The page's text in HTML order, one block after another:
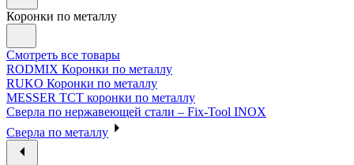
Коронки по металлу
Смотреть все товары
RODMIX Коронки по металлу
RUKO Коронки по металлу
MESSER ТСТ коронки по металлу
Сверла по нержавеющей стали – Fix-Tool INOX
Сверла по металлу